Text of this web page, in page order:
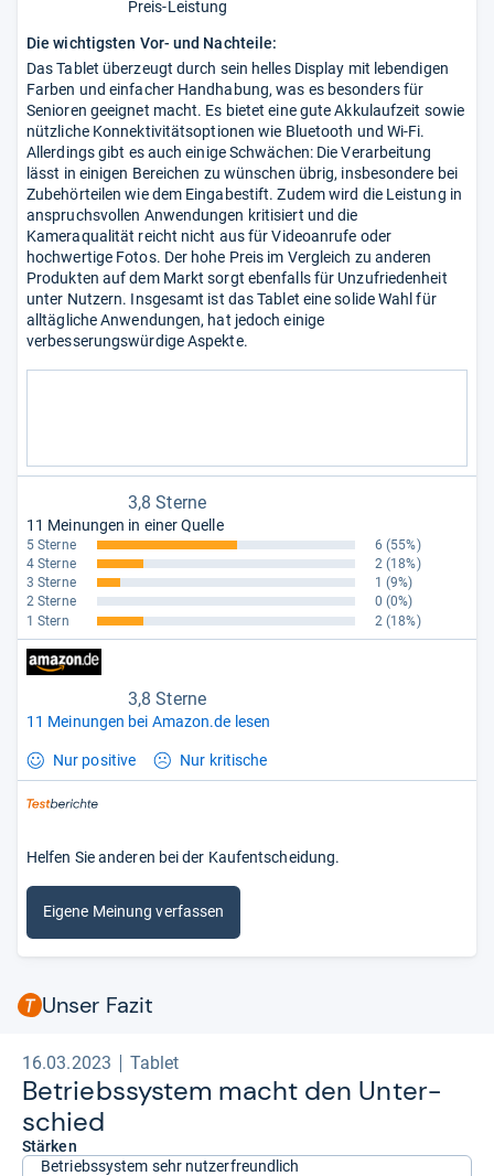
Preis-Leistung
Die wichtigsten Vor- und Nachteile:
Das Tablet überzeugt durch sein helles Display mit lebendigen
Farben und einfacher Handhabung, was es besonders für
Senioren geeignet macht. Es bietet eine gute Akkulaufzeit sowie
nützliche Konnektivitätsoptionen wie Bluetooth und Wi-Fi.
Allerdings gibt es auch einige Schwächen: Die Verarbeitung
lässt in einigen Bereichen zu wünschen übrig, insbesondere bei
Zubehörteilen wie dem Eingabestift. Zudem wird die Leistung in
anspruchsvollen Anwendungen kritisiert und die
Kameraqualität reicht nicht aus für Videoanrufe oder
hochwertige Fotos. Der hohe Preis im Vergleich zu anderen
Produkten auf dem Markt sorgt ebenfalls für Unzufriedenheit
unter Nutzern. Insgesamt ist das Tablet eine solide Wahl für
alltägliche Anwendungen, hat jedoch einige
verbesserungswürdige Aspekte.
3,8 Sterne
11 Meinungen in einer Quelle
5 Sterne 6 (55%)
4 Sterne
2 (18%)
3 Sterne
1 (9%)
2 Sterne
0 (0%)
1 Stern
2 (18%)
3,8 Sterne
11 Meinungen bei Amazon.de lesen
Nur positive Nur kritische
Helfen Sie anderen bei der Kaufentscheidung.
Eigene Meinung verfassen
Unser Fazit
16.03.2023 Tablet
Betriebs­sys­tem macht den Unter­
schied
Stärken
Betriebssystem sehr nutzerfreundlich